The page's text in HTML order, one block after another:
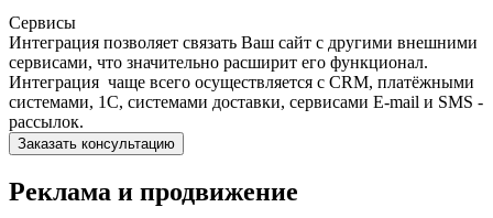
Сервисы
Интеграция позволяет связать Ваш сайт с другими внешними
сервисами, что значительно расширит его функционал.
Интеграция чаще всего осуществляется с CRM, платёжными
системами, 1С, системами доставки, сервисами E-mail и SMS -
рассылок.
Заказать консультацию
Реклама и продвижение